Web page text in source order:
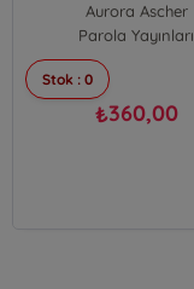
Aurora Ascher
Parola Yayınları
Stok : 0
₺360,00